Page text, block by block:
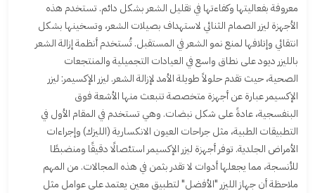
معروفة بفعاليتها وكفاءتها في تقليل الشعر بشكل دائم. تستخدم هذه
الأجهزة ليزر الصمام الثنائي لاستهداف بصيلات الشعر، وتسخينها بشكل
انتقائي وإتلافها لمنع نمو الشعر في المستقبل. تُستخدم أنظمة إزالة الشعر
بالليزر ديود على نطاق واسع في العيادات التجميلية والمنتجعات
الصحية، حيث تقدم حلولاً طويلة الأمد لإزالة الشعر. ليزر الإكسيمر: ليزر
الإكسيمر عبارة عن أجهزة متخصصة تنبعث منها الأشعة فوق
البنفسجية، عادةً على شكل نبضات. وهي تستخدم في المقام الأول في
التطبيقات الطبية، مثل جراحات العيون الانكسارية (الليزك) وإجراءات
الأمراض الجلدية. توفر أجهزة ليزر الإكسيمر استئصالًا دقيقًا ومنضبطًا
للأنسجة، مما يجعلها أدوات لا تقدر بثمن في هذه المجالات. من المهم
ملاحظة أن جهاز الليزر "الأفضل" لتطبيق معين يعتمد على عوامل مثل